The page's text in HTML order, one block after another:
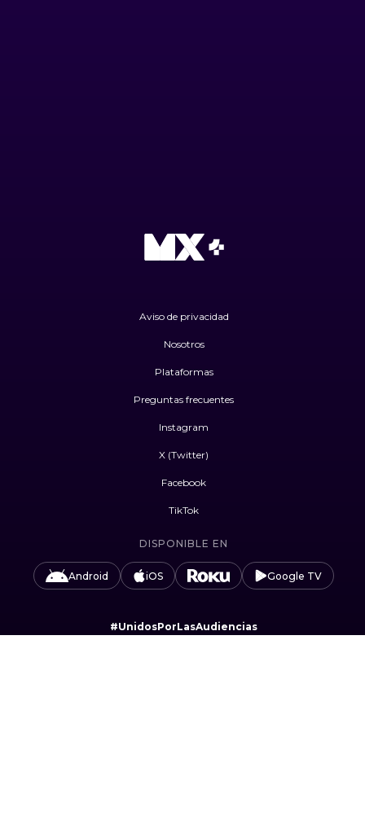
Aviso de privacidad
Nosotros
Plataformas
Preguntas frecuentes
Instagram
X (Twitter)
Facebook
TikTok
DISPONIBLE EN
Android iOS Google TV
#UnidosPorLasAudiencias